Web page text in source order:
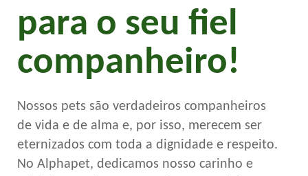
para o seu fiel
companheiro!
Nossos pets são verdadeiros companheiros
de vida e de alma e, por isso, merecem ser
eternizados com toda a dignidade e respeito.
No Alphapet, dedicamos nosso carinho e